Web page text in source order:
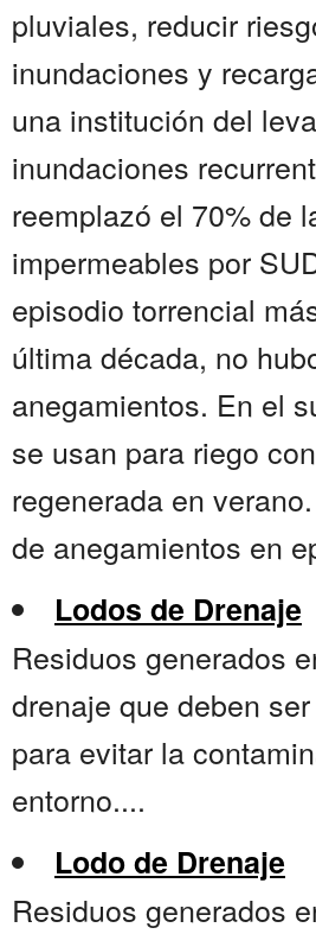
pluviales, reducir
inundaciones y
una institución del
inundaciones
reemplazó el 70% de
impermeables por
episodio torrencial
última década, no
anegamientos. En el
se usan para riego
regenerada en
de anegamientos en
Lodos de Drenaje
Residuos generados
drenaje que deben
para evitar la
entorno....
Lodo de Drenaje
Residuos generados